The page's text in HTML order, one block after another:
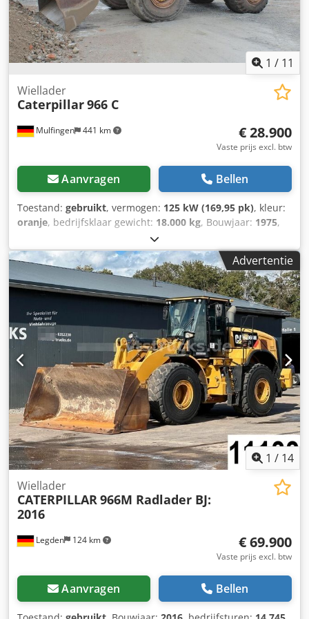
1 / 11
Mulfingen 441 km
Wiellader
Caterpillar966 C
€ 28.900
Vaste prijs excl. btw
Aanvragen Bellen
Toestand: gebruikt, vermogen: 125 kW (169,95 pk), kleur:
oranje, bedrijfsklaar gewicht: 18.000 kg, Bouwjaar: 1975,
, Vermogen/Motor : 10.500 cm³ Onderstel
: Wiel Bestuurderspositie : Cabine Aangebouwde delen :
Schaufel ID: 118060 Direct inzetbaar 170 pk 6 cilinders
18.000 kg Videolink op YouTube: Wij hebben altijd een
grote selectie van gebruikte voertuigen op voorraad. Meer
van ons aanbod vindt u op Vrijblijvend aanbod, verkoop
uitsluitend aan zakelijke klanten, onder voorbehoud van
fouten en tussentijdse verkoop Advertenties en
bedrijfslogo's op voertuigen kunnen op foto's digitaal
bewerkt zijn Dodpfev S Nrhex Amkock
Advertentie
1 / 14
Legden 124 km
Wiellader
CATERPILLAR 966M Radlader BJ:
2016
€ 69.900
Vaste prijs excl. btw
Aanvragen Bellen